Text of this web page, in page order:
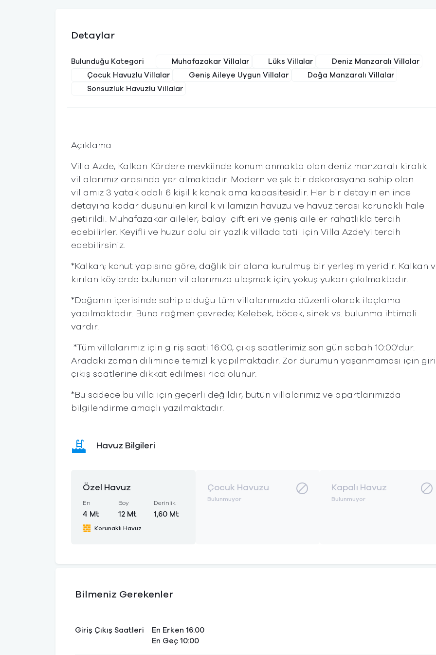
Detaylar
Bulunduğu Kategori Muhafazakar Villalar Lüks Villalar
Deniz Manzaralı Villalar
Çocuk Havuzlu Villalar
Geniş Aileye Uygun Villalar
Doğa Manzaralı Villalar
Sonsuzluk Havuzlu Villalar
Açıklama
Villa Azde, Kalkan Kördere mevkiinde konumlanmakta olan deniz manzaralı kiralık
villalarımız arasında yer almaktadır. Modern ve şık bir dekorasyana sahip olan
villamız 3 yatak odalı 6 kişilik konaklama kapasitesidir. Her bir detayın en ince
detayına kadar düşünülen kiralık villamızın havuzu ve havuz terası korunaklı hale
getirildi. Muhafazakar aileler, balayı çiftleri ve geniş aileler rahatlıkla tercih
edebilirler. Keyifli ve huzur dolu bir yazlık villada tatil için Villa Azde'yi tercih
edebilirsiniz.
*Kalkan; konut yapısına göre, dağlık bir alana kurulmuş bir yerleşim yeridir. Kalkan
kırılan köylerde bulunan villalarımıza ulaşmak için, yokuş yukarı çıkılmaktadır.
*Doğanın içerisinde sahip olduğu tüm villalarımızda düzenli olarak ilaçlama
yapılmaktadır. Buna rağmen çevrede; Kelebek, böcek, sinek vs. bulunma ihtimali
vardır.
*Tüm villalarımız için giriş saati 16:00, çıkış saatlerimiz son gün sabah 10:00'dur.
Aradaki zaman diliminde temizlik yapılmaktadır. Zor durumun yaşanmaması için
çıkış saatlerine dikkat edilmesi rica olunur.
*Bu sadece bu villa için geçerli değildir, bütün villalarımız ve apartlarımızda
bilgilendirme amaçlı yazılmaktadır.
Havuz Bilgileri
Özel Havuz
En
4 Mt
Boy
12 Mt
Derinlik
1,60 Mt
Korunaklı Havuz
Çocuk Havuzu
Bulunmuyor
Kapalı Havuz
Bulunmuyor
Bilmeniz Gerekenler
Giriş Çıkış Saatleri
En Erken 16:00
En Geç 10:00